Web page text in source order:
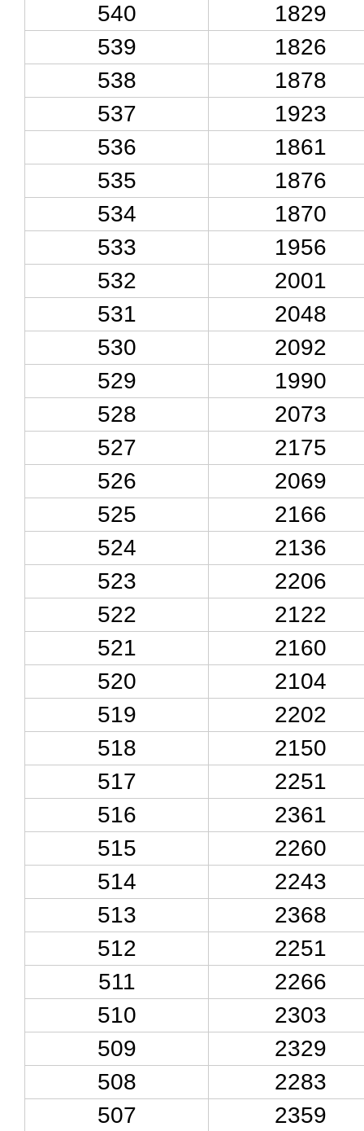
540
1829
539
1826
538
1878
537
1923
536
1861
535
1876
534
1870
533
1956
532
2001
531
2048
530
2092
529
1990
528
2073
527
2175
526
2069
525
2166
524
2136
523
2206
522
2122
521
2160
520
2104
519
2202
518
2150
517
2251
516
2361
515
2260
514
2243
513
2368
512
2251
511
2266
510
2303
509
2329
508
2283
507
2359